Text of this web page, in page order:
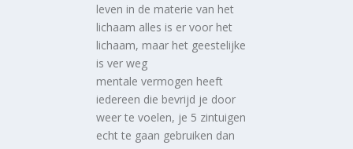
leven in de materie van het
lichaam alles is er voor het
lichaam, maar het geestelijke
is ver weg
mentale vermogen heeft
iedereen die bevrijd je door
weer te voelen, je 5 zintuigen
echt te gaan gebruiken dan